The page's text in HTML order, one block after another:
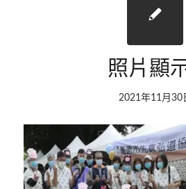
照片顯
2021年11月30